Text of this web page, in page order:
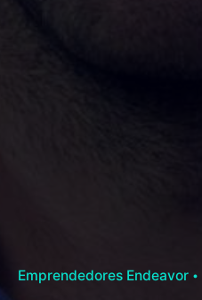
Emprendedores Endeavor